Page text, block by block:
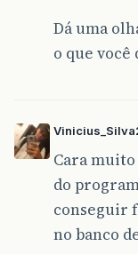
Dá uma
o que
Cara
do
conseguir
no banco